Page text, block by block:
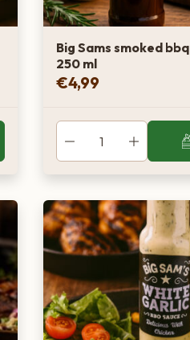
Big Sams smoked
250 ml
€4,99